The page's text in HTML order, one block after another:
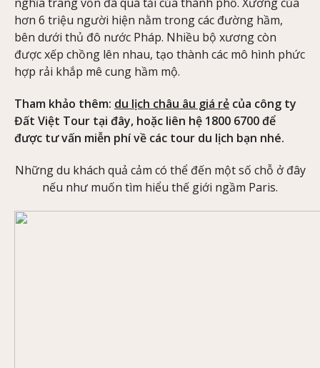
nghĩa trang vốn đã quá tải của thành phố. Xương của
hơn 6 triệu người hiện nằm trong các đường hầm,
bên dưới thủ đô nước Pháp. Nhiều bộ xương còn
được xếp chồng lên nhau, tạo thành các mô hình phức
hợp rải khắp mê cung hầm mộ.
Tham khảo thêm: du lịch châu âu giá rẻ của công ty
Đất Việt Tour tại đây, hoặc liên hệ 1800 6700 để
được tư vấn miễn phí về các tour du lịch bạn nhé.
Những du khách quả cảm có thể đến một số chỗ ở đây
nếu như muốn tìm hiểu thế giới ngầm Paris.